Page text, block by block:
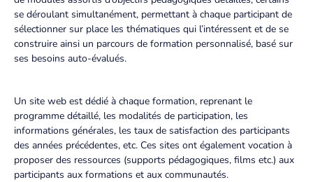
se déroulant simultanément, permettant à chaque participant de
sélectionner sur place les thématiques qui l’intéressent et de se
construire ainsi un parcours de formation personnalisé, basé sur
ses besoins auto-évalués.
Un site web est dédié à chaque formation, reprenant le
programme détaillé, les modalités de participation, les
informations générales, les taux de satisfaction des participants
des années précédentes, etc. Ces sites ont également vocation à
proposer des ressources (supports pédagogiques, films etc.) aux
participants aux formations et aux communautés.